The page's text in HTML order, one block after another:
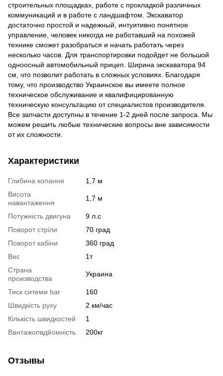
строительных площадках, работе с прокладкой различных
коммуникаций и в работе с ландшафтом. Экскаватор
достаточно простой и надежный, интуитивно понятное
управление, человек никогда не работавший на похожей
технике сможет разобраться и начать работать через
несколько часов. Для транспортировки подойдет не большой
одноосный автомобильный прицеп. Ширина экскаватора 94
см, что позволит работать в сложных условиях. Благодаря
тому, что производство Украинское вы имеете полное
техническое обслуживание и квалифицированную
техническую консультацию от специалистов производителя.
Все запчасти доступны в течение 1-2 дней после запроса. Мы
можем решить любые технические вопросы вне зависимости
от их сложности.
Характеристики
Глибина копання
1,7 м
Висота
навантаження
1,7 м
Потужність двигуна
9 л.с
Поворот стріли
70 град
Поворот кабіни
360 град
Вес
1т
Страна
производства
Украина
Тиск ситеми bar
160
Швидкість руху
2 км/час
Кількість швидкостей
1
Вантажопвдйомність
200кг
Отзывы